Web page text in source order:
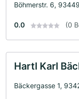
Böhmerstr. 6,
0.0 (0
Hartl Karl
Bäckergasse 1,